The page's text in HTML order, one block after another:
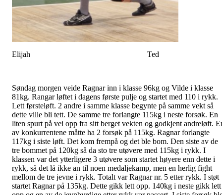
Elijah Ted
Søndag morgen veide Ragnar inn i klasse 96kg og Vilde i klasse
81kg. Rangar løftet i dagens første pulje og startet med 110 i rykk.
Lett førsteløft. 2 andre i samme klasse begynte på samme vekt så
dette ville bli tett. De samme tre forlangte 115kg i neste forsøk. En
liten spurt på vei opp fra sitt berget vekten og godkjent andreløft.
av konkurrentene måtte ha 2 forsøk på 115kg. Ragnar forlangte
117kg i siste løft. Det kom frempå og det ble bom. Den siste av de
tre bommet på 120kg så da sto tre utøvere med 115kg i rykk. I
klassen var det ytterligere 3 utøvere som startet høyere enn dette i
rykk, så det lå ikke an til noen medaljekamp, men en herlig fight
mellom de tre jevne i rykk. Totalt var Ragnar nr. 5 etter rykk. I støt
startet Ragnar på 135kg. Dette gikk lett opp. 140kg i neste gikk lett